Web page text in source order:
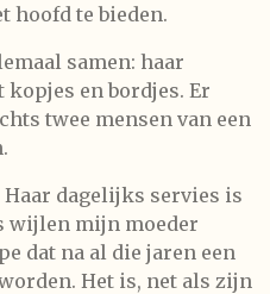
hoofd te bieden.
samen: haar
en bordjes. Er
twee mensen van een
dagelijks servies is
wijlen mijn moeder
dat na al die jaren een
Het is, net als zijn